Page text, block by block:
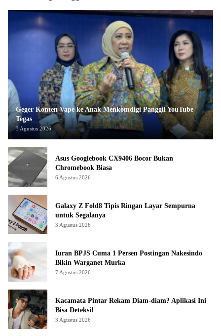
Geger Konten Vape ke Anak Menkomdigi Panggil YouTube
Tegas
3 Agustus 2026
Asus Googlebook CX9406 Bocor Bukan
Chromebook Biasa
6 Agustus 2026
Galaxy Z Fold8 Tipis Ringan Layar Sempurna
untuk Segalanya
3 Agustus 2026
Iuran BPJS Cuma 1 Persen Postingan Nakesindo
Bikin Warganet Murka
7 Agustus 2026
Kacamata Pintar Rekam Diam-diam? Aplikasi Ini
Bisa Deteksi!
3 Agustus 2026